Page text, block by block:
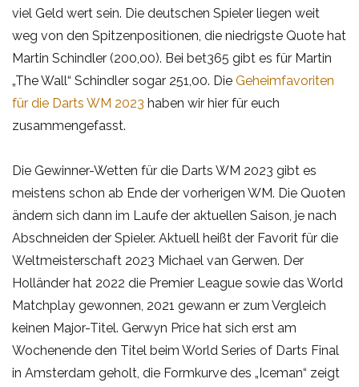
viel Geld wert sein. Die deutschen Spieler liegen weit
weg von den Spitzenpositionen, die niedrigste Quote hat
Martin Schindler (200,00). Bei bet365 gibt es für Martin
„The Wall“ Schindler sogar 251,00. Die Geheimfavoriten
für die Darts WM 2023 haben wir hier für euch
zusammengefasst.
Die Gewinner-Wetten für die Darts WM 2023 gibt es
meistens schon ab Ende der vorherigen WM. Die Quoten
ändern sich dann im Laufe der aktuellen Saison, je nach
Abschneiden der Spieler. Aktuell heißt der Favorit für die
Weltmeisterschaft 2023 Michael van Gerwen. Der
Holländer hat 2022 die Premier League sowie das World
Matchplay gewonnen, 2021 gewann er zum Vergleich
keinen Major-Titel. Gerwyn Price hat sich erst am
Wochenende den Titel beim World Series of Darts Final
in Amsterdam geholt, die Formkurve des „Iceman“ zeigt